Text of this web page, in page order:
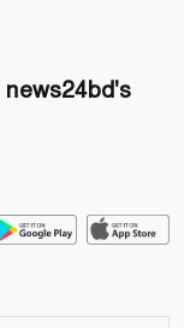
news24bd's